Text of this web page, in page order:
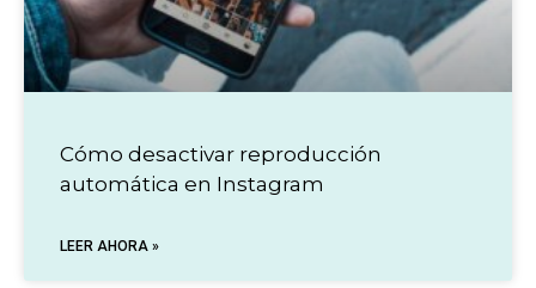
Cómo desactivar reproducción
automática en Instagram
LEER AHORA »